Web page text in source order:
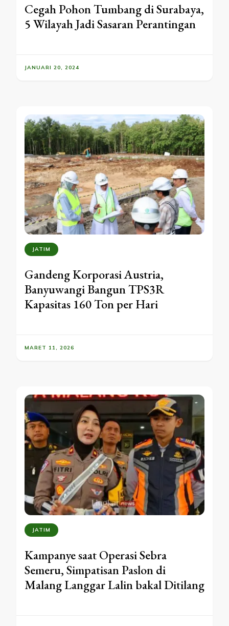
Cegah Pohon Tumbang di Surabaya,
5 Wilayah Jadi Sasaran Perantingan
JANUARI 20, 2024
JATIM
Gandeng Korporasi Austria,
Banyuwangi Bangun TPS3R
Kapasitas 160 Ton per Hari
MARET 11, 2026
JATIM
Kampanye saat Operasi Sebra
Semeru, Simpatisan Paslon di
Malang Langgar Lalin bakal Ditilang